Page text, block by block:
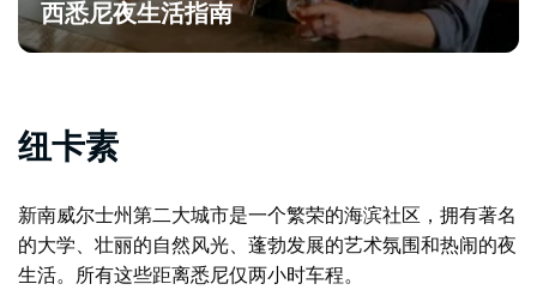
西悉尼夜生活指南
纽卡素
新南威尔士州第二大城市是一个繁荣的海滨社区，拥有著名
的大学、壮丽的自然风光、蓬勃发展的艺术氛围和热闹的夜
生活。所有这些距离悉尼仅两小时车程。